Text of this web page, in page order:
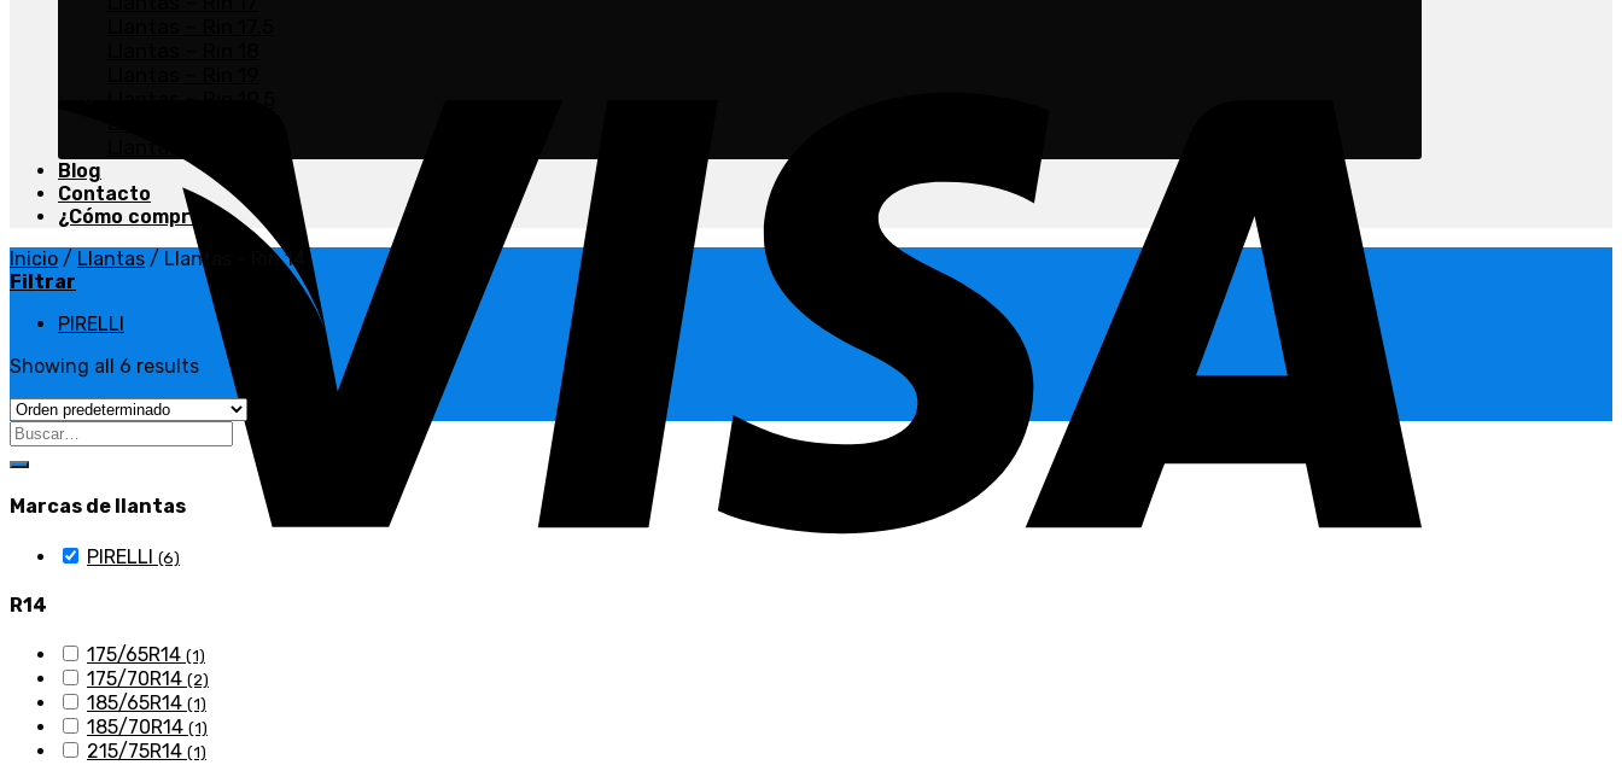
Blog
Contacto
¿Cómo comprar?
Inicio / Llantas / Llantas - Rin 14
Filtrar
PIRELLI
Showing all 6 results
Marcas de llantas
PIRELLI (6)
R14
175/65R14 (1)
175/70R14 (2)
185/65R14 (1)
185/70R14 (1)
215/75R14 (1)